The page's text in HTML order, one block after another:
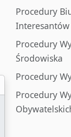
Procedury
Interesantów
Procedury
Środowiska
Procedury
Procedury